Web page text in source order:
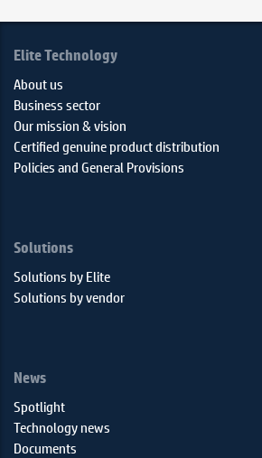
Elite Technology
About us
Business sector
Our mission & vision
Certified genuine product distribution
Policies and General Provisions
Solutions
Solutions by Elite
Solutions by vendor
News
Spotlight
Technology news
Documents